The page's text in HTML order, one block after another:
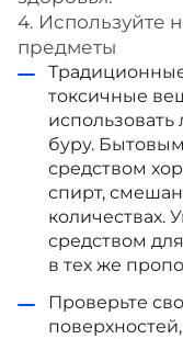
4. Используйте
предметы
токсичные
буру.
средством
спирт,
количествах.
средством
в тех же
Проверьте